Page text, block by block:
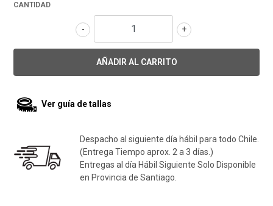
CANTIDAD
+
-
Ver guía de tallas
Despacho al siguiente día hábil para todo Chile.
(Entrega Tiempo aprox. 2 a 3 días.)
Entregas al día Hábil Siguiente Solo Disponible
en Provincia de Santiago.